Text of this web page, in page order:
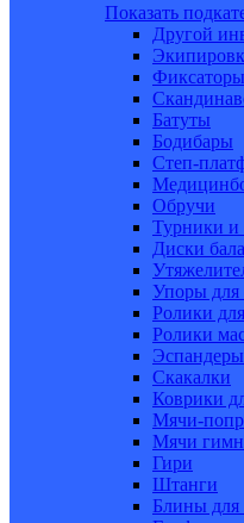
Показать
Другой
Батуты
Бодибары
Степ-
Обручи
Турники и
Диски
Упоры
Ролики
Ролики
Эспандеры
Скакалки
Коврики
Мячи-
Мячи
Гири
Штанги
Блины для